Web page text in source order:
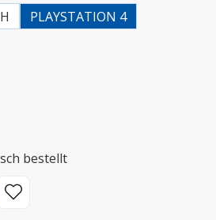
PLAYSTATION 4
bestellt
gewünschten Wert ein oder benutze